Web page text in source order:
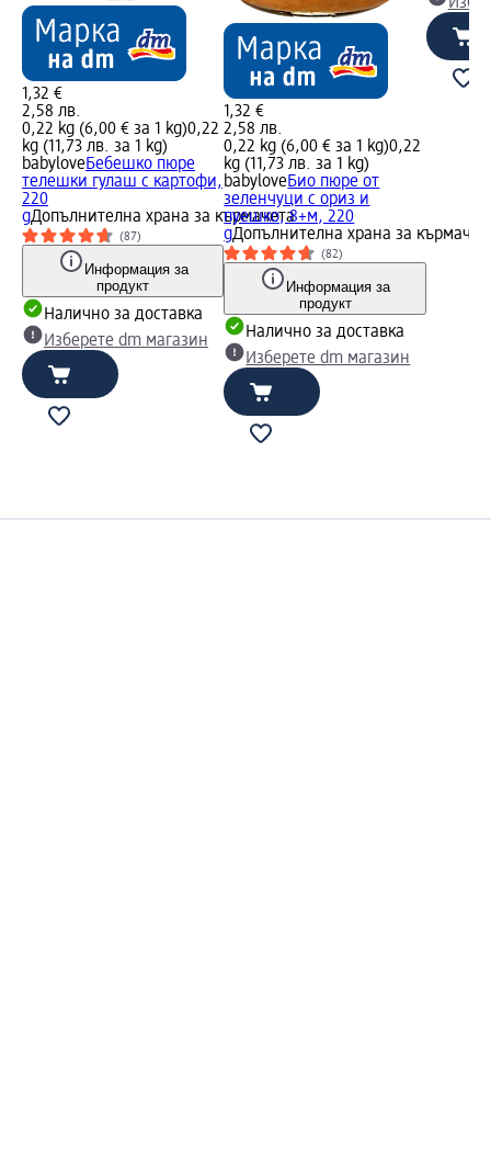
1,32 €
2,58 лв.
0,22 kg (6,00 € за 1 kg)0,22
kg (11,73 лв. за 1 kg)
babyloveБебешко пюре
телешки гулаш с картофи,
220
gДопълнителна храна за кърмачета
(87)
Информация за
продукт
Налично за доставка
Изберете dm магазин
1,32 €
2,58 лв.
0,22 kg (6,00 € за 1 kg)0,22
kg (11,73 лв. за 1 kg)
babyloveБио пюре от
зеленчуци с ориз и
пуешко, 8+м, 220
gДопълнителна храна за
(82)
Информация за
продукт
Налично за доставка
Изберете dm магазин